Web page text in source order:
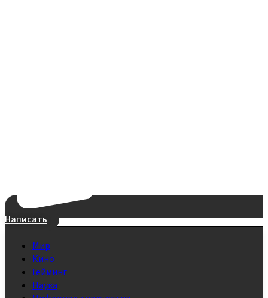
Написать
Мир
Кино
Гейминг
Наука